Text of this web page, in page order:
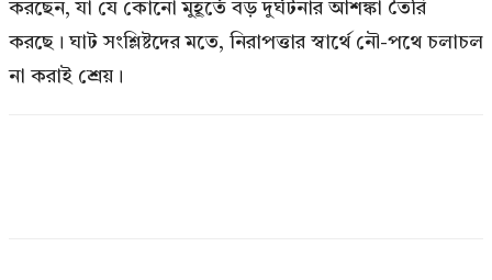
করছেন, যা যে কোনো মুহূর্তে বড় দুর্ঘটনার আশঙ্কা তৈরি
করছে। ঘাট সংশ্লিষ্টদের মতে, নিরাপত্তার স্বার্থে নৌ-পথে চলাচল
না করাই শ্রেয়।